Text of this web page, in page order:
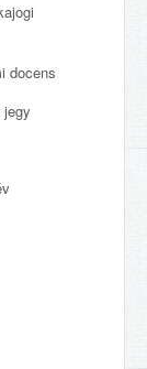
docens